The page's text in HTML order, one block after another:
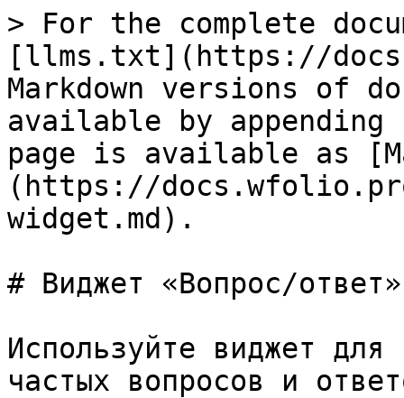
> For the complete
[llms.txt](https://
Markdown versions of
available by
page is available as
(https://
widget.md).
# Виджет «Вопрос/ответ»
Используйте виджет для
частых вопросов и